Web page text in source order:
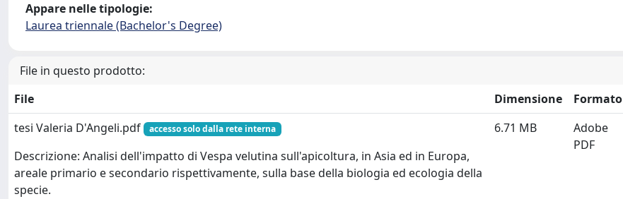
Appare nelle tipologie:
Laurea triennale (Bachelor's Degree)
File in questo prodotto:
File
Dimensione
Formato
tesi Valeria D'Angeli.pdf
accesso solo dalla rete interna
Descrizione: Analisi dell'impatto di Vespa velutina sull'apicoltura, in Asia ed in Europa,
areale primario e secondario rispettivamente, sulla base della biologia ed ecologia della
specie.
6.71 MB
Adobe
PDF